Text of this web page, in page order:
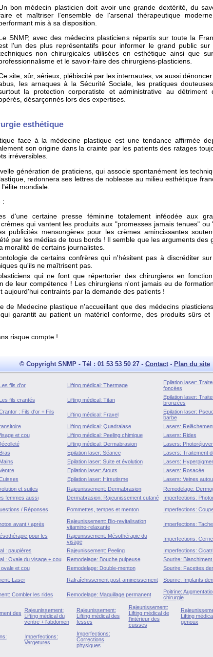
bon médecin plasticien doit avoir une grande dextérité, du
et maîtriser l'ensemble de l'arsenal thérapeutique
mis à sa disposition.
SNMP, avec des médecins plasticiens répartis sur toute la
l'un des plus représentatifs pour informer le grand public sur
non chirurgicales utilisées en esthétique ainsi que
et le savoir-faire des chirurgiens-plasticiens.
site, sûr, sérieux, plébiscité par les internautes, va aussi
les arnaques à la Sécurité Sociale, les pratiques
la protection corporatiste et administrative au détriment
désarçonnés lors des expertises.
esthétique
face à la médecine plastique est une tendance affirmée
son origine dans la crainte par les patients des ratages
irréversibles.
génération de praticiens, qui associe spontanément les
redonnera ses lettres de noblesse au milieu esthétique
mondiale.
:
d'une certaine presse féminine totalement inféodée aux
qui vantent les produits aux "promesses jamais tenues" ou
publicités mensongères pour les crèmes amincissantes
par les médias de tous bords ! Il semble que les arguments des
moralité de certains journalistes.
de certains confrères qui n'hésitent pas à discréditer
qu'ils ne maîtrisent pas.
qui ne font que répertorier des chirurgiens en
de leur compétence ! Les chirurgiens n'ont jamais eu de
aujourd'hui contraints par la demande des patients !
de Medecine plastique n'accueillant que des médecins
garantit au patient un matériel conforme, des produits sûrs et
risque compte !
© Copyright SNMP - Tél : 01 53 53 50 27 - Contact- Plan du site
fils d'or Lifting médical: Thermage
Epilation laser:
foncées
fils crantés Lifting médical: Titan
Epilation laser:
bronzées
: Fils d'or + Fils
Lifting médical: Fraxel
Epilation laser:
barbe
Lifting médical: Quadralase Lasers:
et cou Lifting médical: Peeling chimique Lasers: Rides
Lifting médical: Dermabrasion Lasers:
Epilation laser: Séance Lasers: Traitement
Epilation laser: Suite et évolution Lasers:
Epilation laser: Atouts Lasers: Rosacée
Epilation laser: Hirsutisme Lasers: Veines
et suites Rajeunissement: Dermabrasion Remodelage:
femmes aussi Dermabrasion: Rajeunissement cutané Imperfections:
/ Réponses Pommettes, tempes et menton Imperfections:
avant / après
Rajeunissement: Bio-revitalisation
vitamino-relaxante
Imperfections:
pour les
Rajeunissement: Mésothérapie du
visage
Imperfections:
: paupières Rajeunissement: Peeling Imperfections:
: Ovale du visage + cou Remodelage: Bouche pulpeuse Sourire:
ovale et cou Remodelage: Double-menton Sourire: Facettes
Laser Rafraîchissement post-amincissement Sourire: Implants
Combler les rides Remodelage: Maquillage permanent
Poitrine:
chirurgie
des
Rajeunissement:
Lifting médical du
ventre + l'abdomen
Rajeunissement:
Lifting médical des
fesses
Rajeunissement:
Lifting médical de
l'intérieur des
cuisses
Lifting
genoux
Imperfections:
Vergetures
Imperfections:
Corrections
physiques